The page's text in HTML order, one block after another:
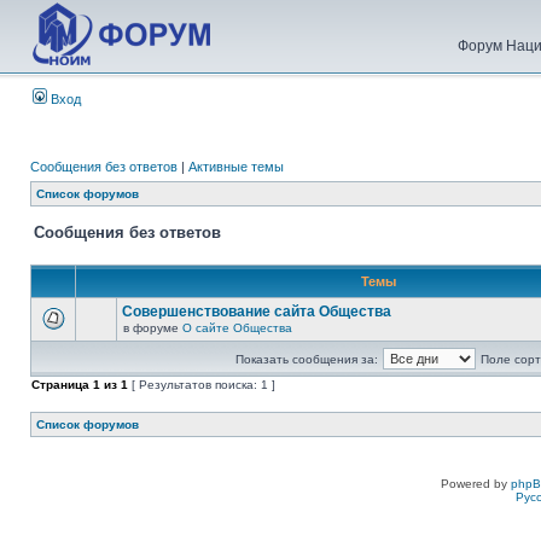
Форум
Вход
Сообщения без ответов | Активные темы
Список форумов
Сообщения без ответов
Темы
Совершенствование сайта Общества
в форуме О сайте Общества
Показать сообщения за:
Поле
Страница 1 из 1 [ Результатов поиска: 1 ]
Список форумов
Powered by